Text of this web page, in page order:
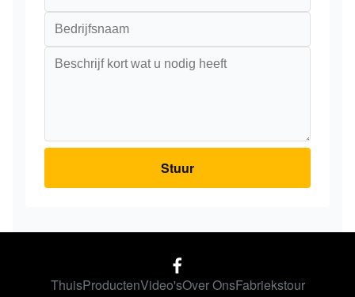
Stuur
ThuisProductenVideo'sOver OnsFabriekstour